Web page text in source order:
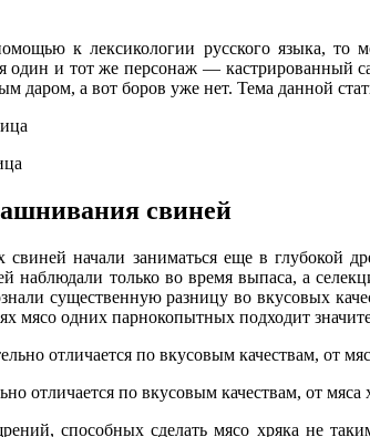
к лексикологии русского языка,
один и тот же персонаж — кастрированный
даром, а вот боров уже нет. Тема данной
свиней
свиней начали заниматься еще в глубокой
наблюдали только во время выпаса, а
существенную разницу во вкусовых
мясо одних парнокопытных подходит
отличается по вкусовым качествам, от мяса
способных сделать мясо хряка не